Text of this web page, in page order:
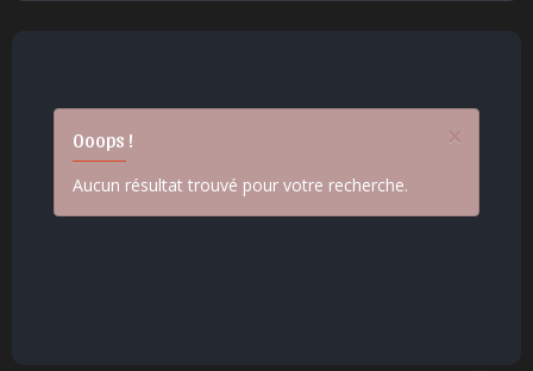
×
Ooops !
Aucun résultat trouvé pour votre recherche.